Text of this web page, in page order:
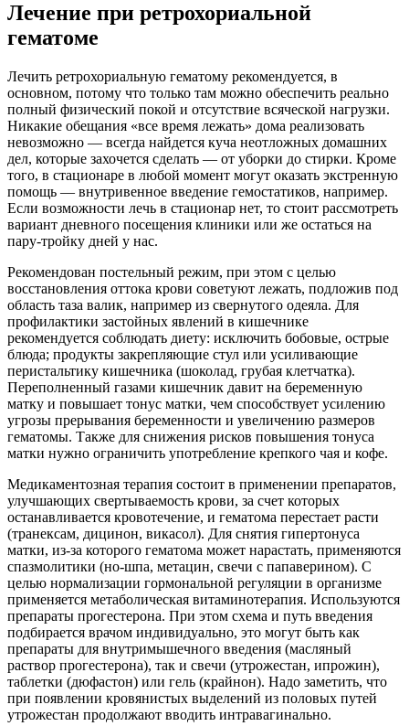
Лечение при ретрохориальной
гематоме
Лечить ретрохориальную гематому рекомендуется, в
основном, потому что только там можно обеспечить реально
полный физический покой и отсутствие всяческой нагрузки.
Никакие обещания «все время лежать» дома реализовать
невозможно — всегда найдется куча неотложных домашних
дел, которые захочется сделать — от уборки до стирки. Кроме
того, в стационаре в любой момент могут оказать экстренную
помощь — внутривенное введение гемостатиков, например.
Если возможности лечь в стационар нет, то стоит рассмотреть
вариант дневного посещения клиники или же остаться на
пару-тройку дней у нас.
Рекомендован постельный режим, при этом с целью
восстановления оттока крови советуют лежать, подложив под
область таза валик, например из свернутого одеяла. Для
профилактики застойных явлений в кишечнике
рекомендуется соблюдать диету: исключить бобовые, острые
блюда; продукты закрепляющие стул или усиливающие
перистальтику кишечника (шоколад, грубая клетчатка).
Переполненный газами кишечник давит на беременную
матку и повышает тонус матки, чем способствует усилению
угрозы прерывания беременности и увеличению размеров
гематомы. Также для снижения рисков повышения тонуса
матки нужно ограничить употребление крепкого чая и кофе.
Медикаментозная терапия состоит в применении препаратов,
улучшающих свертываемость крови, за счет которых
останавливается кровотечение, и гематома перестает расти
(транексам, дицинон, викасол). Для снятия гипертонуса
матки, из-за которого гематома может нарастать, применяются
спазмолитики (но-шпа, метацин, свечи с папаверином). С
целью нормализации гормональной регуляции в организме
применяется метаболическая витаминотерапия. Используются
препараты прогестерона. При этом схема и путь введения
подбирается врачом индивидуально, это могут быть как
препараты для внутримышечного введения (масляный
раствор прогестерона), так и свечи (утрожестан, ипрожин),
таблетки (дюфастон) или гель (крайнон). Надо заметить, что
при появлении кровянистых выделений из половых путей
утрожестан продолжают вводить интравагинально.